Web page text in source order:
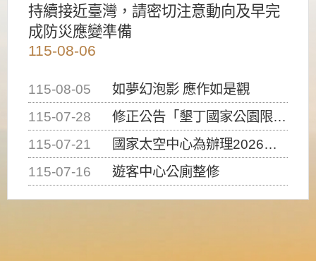
持續接近臺灣，請密切注意動向及早完
成防災應變準備
115-08-06
115-08-05
如夢幻泡影 應作如是觀
115-07-28
修正公告「墾丁國家公園限制水域遊憩活動之種類、範圍、時間及行為」，自即日生效。
115-07-21
國家太空中心為辦理2026台灣盃火箭競賽，陸、海、空域警戒及協調相關事宜，因颱風備案事宜
115-07-16
遊客中心公廁整修